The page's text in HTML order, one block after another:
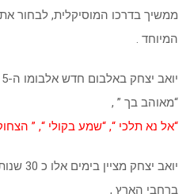
ממשיך בדרכו המוסיקלית, לבחור את
המיוחד .
“מאוהב בך ” ,
“אל נא תלכי “, “שמע בקולי “, ”
יואב
ברחבי הארץ ,